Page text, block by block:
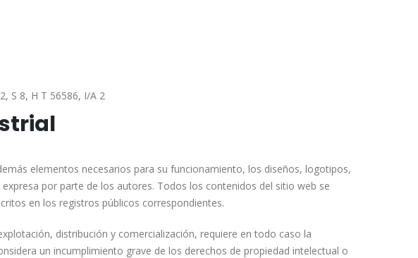
S 8, H T 56586, I/A 2
elementos necesarios para su funcionamiento, los diseños, logotipos,
por parte de los autores. Todos los contenidos del sitio web se
en los registros públicos correspondientes.
distribución y comercialización, requiere en todo caso la
un incumplimiento grave de los derechos de propiedad intelectual o